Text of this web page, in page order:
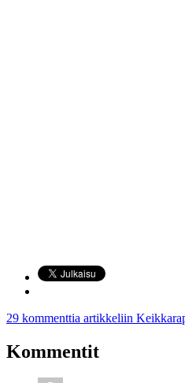
29 kommenttia artikkeliin
Kommentit